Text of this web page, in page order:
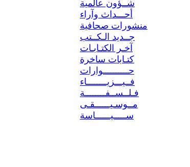
شــؤون عالمية
أحـــداث وآراء
منشورات صحافية
جــديد الـكــتب
آخـر الكتـابـات
كتـابات ساخرة
حــــــــــوارات
فــيـــزيــــــــاء
فـلــســفــــــــة
مــوسـيــــــقـى
ســـــيــــــاسة